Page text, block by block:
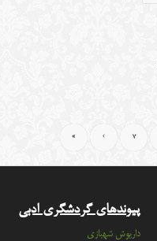
7
›
»
پیوندهای گردشگری ادبی
داریوش شهبازی